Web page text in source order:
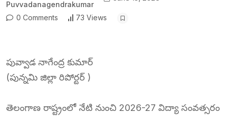
Puvvadanagendrakumar
0 Comments 73 Views
పువ్వాడ నాగేంద్ర కుమార్
(పున్నమి జిల్లా రిపోర్టర్ )
తెలంగాణ రాష్ట్రంలో నేటి నుంచి 2026-27 విద్యా సంవత్సరం